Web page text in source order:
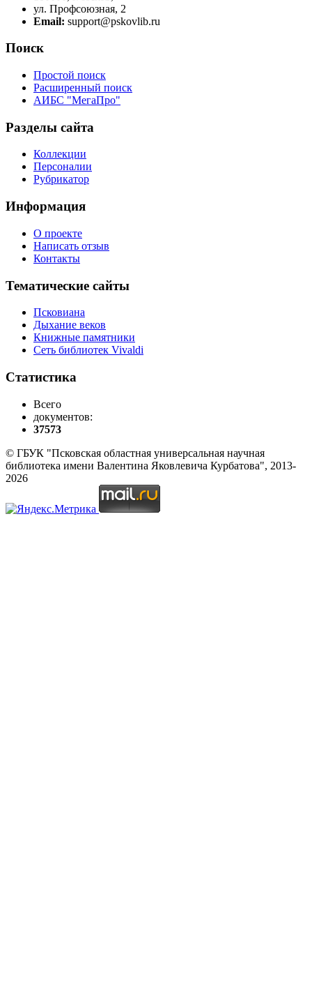
ул. Профсоюзная, 2
Email: support@pskovlib.ru
Поиск
Простой поиск
Расширенный поиск
АИБС "МегаПро"
Разделы сайта
Коллекции
Персоналии
Рубрикатор
Информация
О проекте
Написать отзыв
Контакты
Тематические сайты
Псковиана
Дыхание веков
Книжные памятники
Сеть библиотек Vivaldi
Статистика
Всего
документов:
37573
© ГБУК "Псковская областная универсальная научная
библиотека имени Валентина Яковлевича Курбатова", 2013-
2026